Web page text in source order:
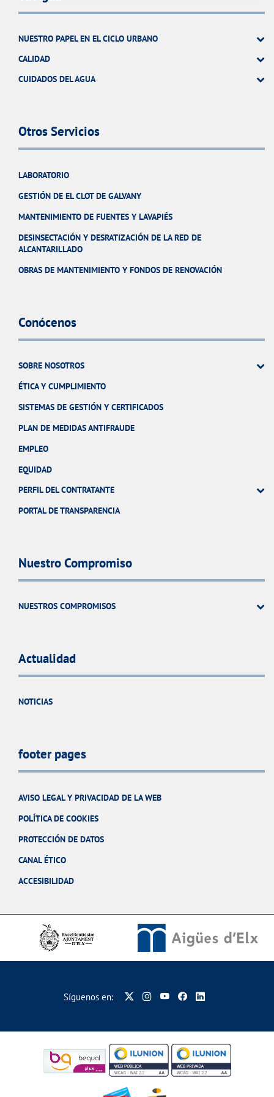
NUESTRO PAPEL EN EL CICLO URBANO
CALIDAD
CUIDADOS DEL AGUA
Otros Servicios
LABORATORIO
GESTIÓN DE EL CLOT DE GALVANY
MANTENIMIENTO DE FUENTES Y LAVAPIÉS
DESINSECTACIÓN Y DESRATIZACIÓN DE LA RED DE
ALCANTARILLADO
OBRAS DE MANTENIMIENTO Y FONDOS DE RENOVACIÓN
Conócenos
SOBRE NOSOTROS
ÉTICA Y CUMPLIMIENTO
SISTEMAS DE GESTIÓN Y CERTIFICADOS
PLAN DE MEDIDAS ANTIFRAUDE
EMPLEO
EQUIDAD
PERFIL DEL CONTRATANTE
PORTAL DE TRANSPARENCIA
Nuestro Compromiso
NUESTROS COMPROMISOS
Actualidad
NOTICIAS
footer pages
AVISO LEGAL Y PRIVACIDAD DE LA WEB
POLÍTICA DE COOKIES
PROTECCIÓN DE DATOS
CANAL ÉTICO
ACCESIBILIDAD
Síguenos en: